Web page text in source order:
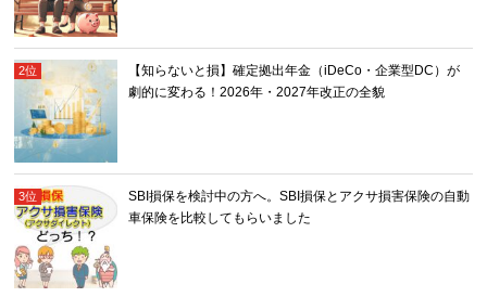
【知らないと損】確定拠出年金（iDeCo・企業型DC）が
劇的に変わる！2026年・2027年改正の全貌
SBI損保を検討中の方へ。SBI損保とアクサ損害保険の自動
車保険を比較してもらいました